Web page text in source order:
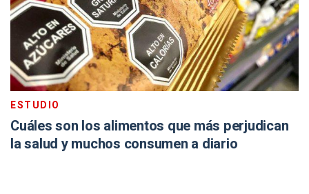
ESTUDIO
Cuáles son los alimentos que más perjudican
la salud y muchos consumen a diario